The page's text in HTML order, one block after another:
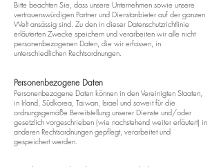
Bitte beachten Sie, dass unsere Unternehmen sowie unsere
vertrauenswürdigen Partner und Dienstanbieter auf der ganzen
Welt ansässig sind. Zu den in dieser Datenschutzrichtlinie
erläuterten Zwecke speichern und verarbeiten wir alle nicht
personenbezogenen Daten, die wir erfassen, in
unterschiedlichen Rechtsordnungen.
Personenbezogene Daten
Personenbezogene Daten können in den Vereinigten Staaten,
in Irland, Südkorea, Taiwan, Israel und soweit für die
ordnungsgemäße Bereitstellung unserer Dienste und/oder
gesetzlich vorgeschrieben (wie nachstehend weiter erläutert) in
anderen Rechtsordnungen gepflegt, verarbeitet und
gespeichert werden.